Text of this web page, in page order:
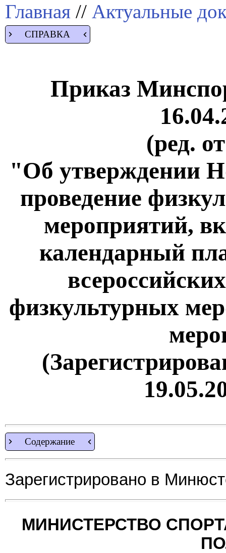
Главная // Актуальные
СПРАВКА
Приказ
(ред.
"Об утверждении
проведение
мероприятий,
календарный
физкультурных
Содержание
Зарегистрировано в
МИНИСТЕРСТВО